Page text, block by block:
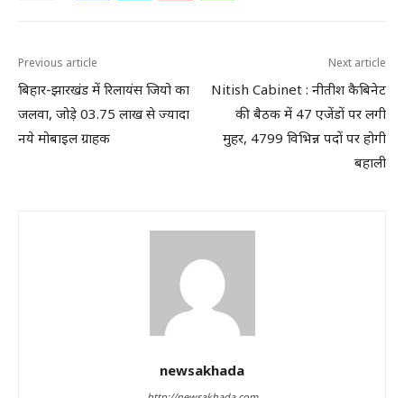
Previous article
बिहार-झारखंड में रिलायंस जियो का
जलवा, जोड़े 03.75 लाख से ज्यादा
नये मोबाइल ग्राहक
Next article
Nitish Cabinet : नीतीश कैबिनेट
की बैठक में 47 एजेंडों पर लगी
मुहर, 4799 विभिन्न पदों पर होगी
बहाली
newsakhada